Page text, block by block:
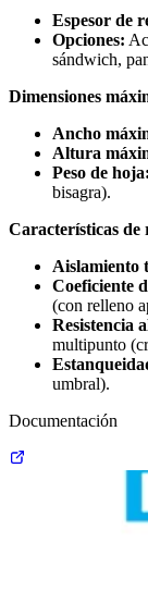
Espesor de
Opciones:
sándwich,
Dimensiones
Ancho
Altura
Peso de hoja:
bisagra).
Características de
Aislamiento
Coeficiente
(con relleno
Resistencia
multipunto
umbral).
Documentación